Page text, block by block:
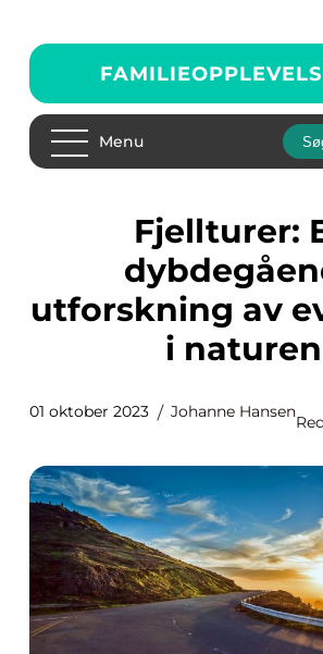
Menu
Fjellturer: En
utforskning av
i naturen
01 oktober 2023 Johanne Hansen